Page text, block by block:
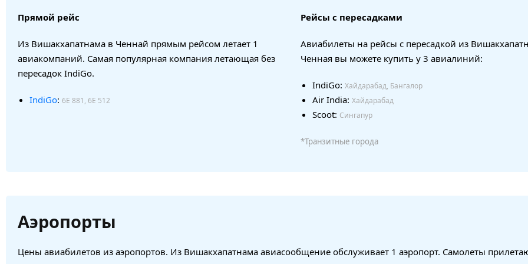
Прямой рейс
Из Вишакхапатнама в Ченнай прямым рейсом летает 1
авиакомпаний. Самая популярная компания летающая без
пересадок IndiGo.
IndiGo: 6E 881, 6E 512
Рейсы с пересадками
Авиабилеты на рейсы с пересадкой из
Ченная вы можете купить у 3 авиалиний:
IndiGo: Хайдарабад, Бангалор
Air India: Хайдарабад
Scoot: Сингапур
*Транзитные города
Аэропорты
Цены авиабилетов из аэропортов. Из Вишакхапатнама авиасообщение обслуживает 1 аэропорт. Самолеты